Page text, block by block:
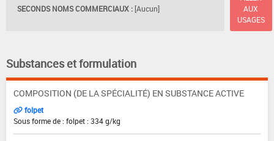
SECONDS NOMS COMMERCIAUX : [Aucun]
AUX
USAGES
Substances et formulation
COMPOSITION (DE LA SPÉCIALITÉ) EN SUBSTANCE ACTIVE
folpet
Sous forme de : folpet : 334 g/kg